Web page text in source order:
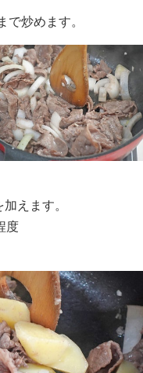
で炒めます。
えます。
度